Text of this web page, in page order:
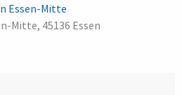
Essen-Mitte
Mitte, 45136 Essen